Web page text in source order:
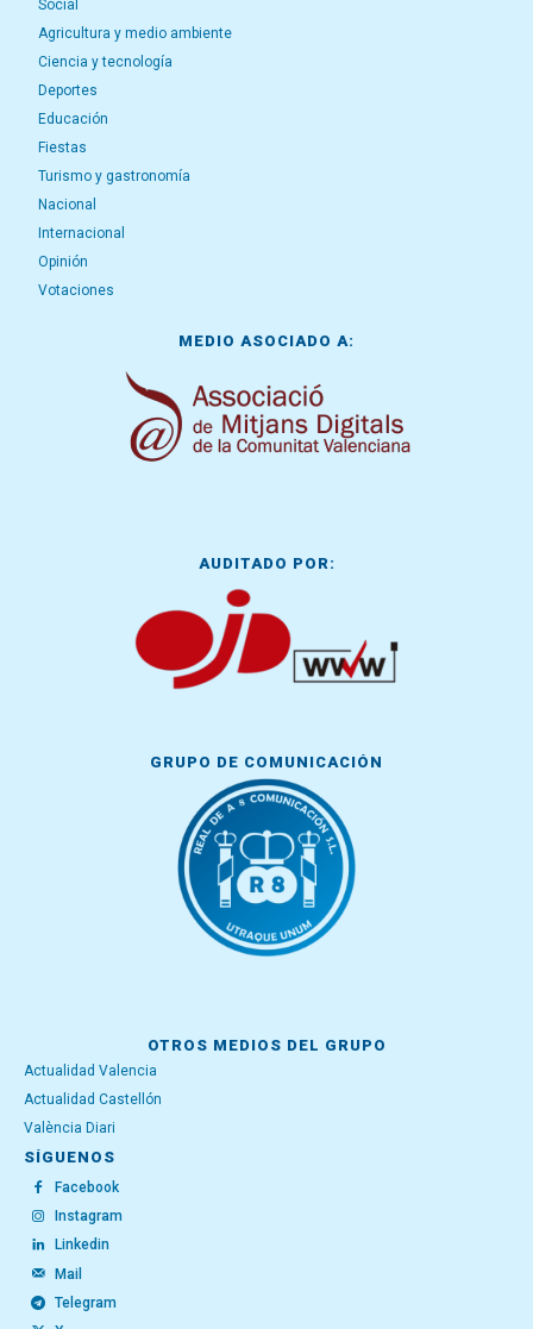
Social
Agricultura y medio ambiente
Ciencia y tecnología
Deportes
Educación
Fiestas
Turismo y gastronomía
Nacional
Internacional
Opinión
Votaciones
MEDIO ASOCIADO A:
AUDITADO POR:
GRUPO DE COMUNICACIÓN
OTROS MEDIOS DEL GRUPO
Actualidad Valencia
Actualidad Castellón
València Diari
SÍGUENOS
Facebook
Instagram
Linkedin
Mail
Telegram